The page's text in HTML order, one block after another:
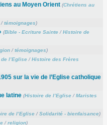
au Moyen Orient (Chrétiens au
témoignages)
(Bible - Ecriture Sainte/Histoire de
/témoignages)
l’Eglise/Histoire des Frères
sur la vie de l’Eglise catholique
latine (Histoire de l’Eglise/Maristes
de l’Eglise/Solidarité - bienfaisance)
/religion)